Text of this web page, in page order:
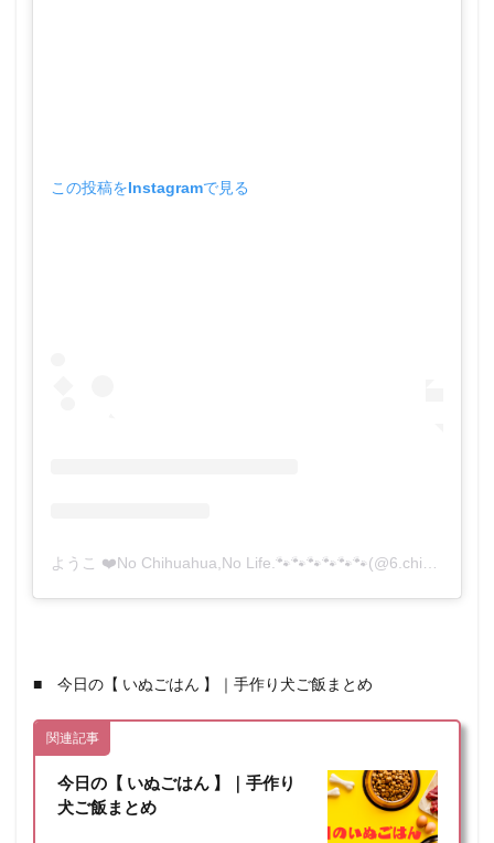
この投稿をInstagramで見る
■ 今日の【 いぬごはん 】｜手作り犬ご飯まとめ
関連記事
今日の【 いぬごはん 】｜手作り
犬ご飯まとめ